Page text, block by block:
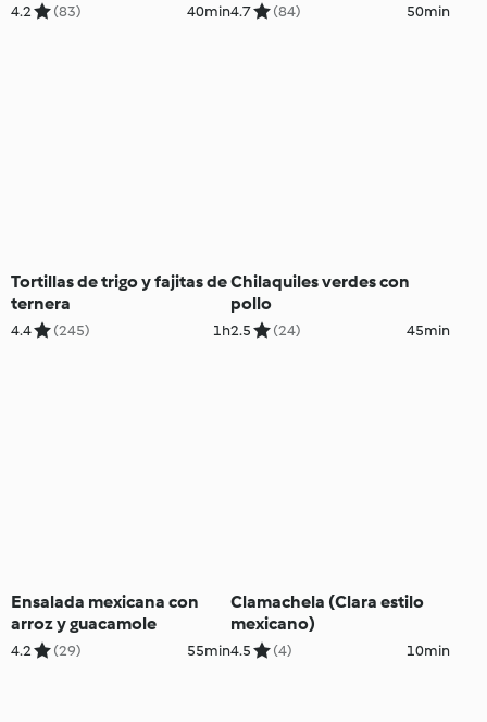
4.2 (83) 40min4.7 (84) 50min
Tortillas de trigo y fajitas de
ternera
4.4 (245) 1h
Chilaquiles verdes con
pollo
2.5 (24) 45min
Ensalada mexicana con
arroz y guacamole
4.2 (29) 55min
Clamachela (Clara estilo
mexicano)
4.5 (4) 10min